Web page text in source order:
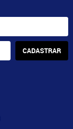
CADASTRAR